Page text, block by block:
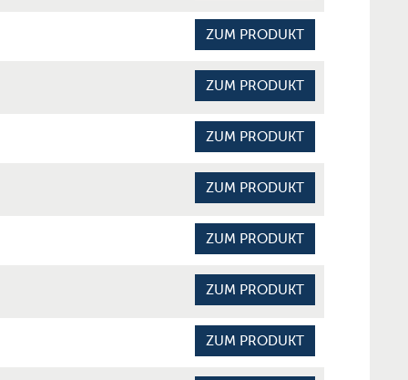
ZUM PRODUKT
ZUM PRODUKT
ZUM PRODUKT
ZUM PRODUKT
ZUM PRODUKT
ZUM PRODUKT
ZUM PRODUKT